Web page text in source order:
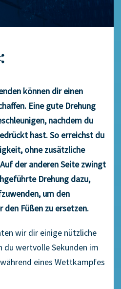
können dir einen
Eine gute Drehung
nachdem du
hast. So erreichst du
ohne zusätzliche
der anderen Seite zwingt
Drehung dazu,
um den
Füßen zu ersetzen.
wir dir einige nützliche
du wertvolle Sekunden im
eines Wettkampfes